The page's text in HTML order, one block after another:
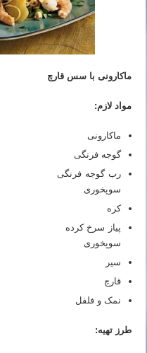
ماکارونی با سس قارچ
مواد لازم:
گوجه فرنگی
رب گوجه
سوپخوری
کره
پیاز سرخ
سوپخوری
سیر یک
قارچ
نمک و فلفل
طرز تهیه: